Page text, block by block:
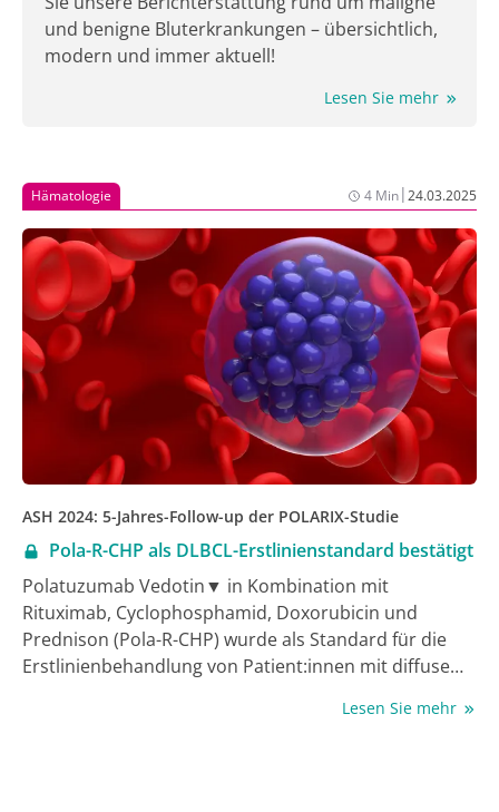
und benigne Bluterkrankungen – übersichtlich,
modern und immer aktuell!
Lesen Sie mehr
Hämatologie 4 Min|24.03.2025
ASH 2024: 5-Jahres-Follow-up der POLARIX-Studie
Pola-R-CHP als DLBCL-Erstlinienstandard bestätigt
Polatuzumab Vedotin▼ in Kombination mit
Rituximab, Cyclophosphamid, Doxorubicin und
Prednison (Pola-R-CHP) wurde als Standard für die
Erstlinienbehandlung von Patient:innen mit diffusem
bestätigt. Das zeigt das 5-Jahres-Follow-up der Studie
Lesen Sie mehr